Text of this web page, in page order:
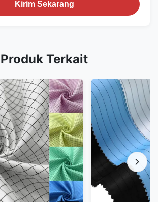
Kirim Sekarang
Produk Terkait